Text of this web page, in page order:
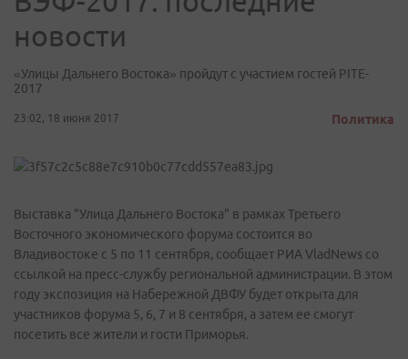
новости
«Улицы Дальнего Востока» пройдут с участием гостей PITE-
2017
23:02, 18 июня 2017 Политика
Выставка "Улица Дальнего Востока" в рамках Третьего
Восточного экономического форума состоится во
Владивостоке с 5 по 11 сентября, сообщает РИА VladNews со
ссылкой на пресс-службу региональной администрации. В этом
году экспозиция на Набережной ДВФУ будет открыта для
участников форума 5, 6, 7 и 8 сентября, а затем ее смогут
посетить все жители и гости Приморья.